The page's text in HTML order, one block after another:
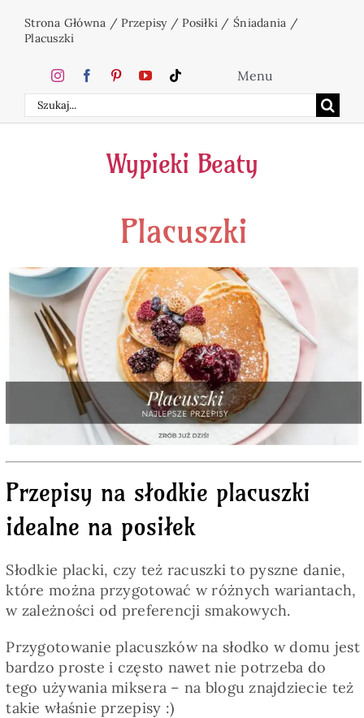
Strona Główna /Przepisy/Posiłki / Śniadania /
Placuszki
Szukaj
Menu
Home
Ciasta
Desery
Święta
Napoje
Pieczywo
Przetwory
Posiłki
Kuchnie świata
SKLEP
Wypieki Beaty
Placuszki
Przepisy na słodkie placuszki
idealne na posiłek
Słodkie placki, czy też racuszki to pyszne danie,
które można przygotować w różnych wariantach,
w zależności od preferencji smakowych.
Przygotowanie placuszków na słodko w domu jest
bardzo proste i często nawet nie potrzeba do
tego używania miksera – na blogu znajdziecie też
takie właśnie przepisy :)